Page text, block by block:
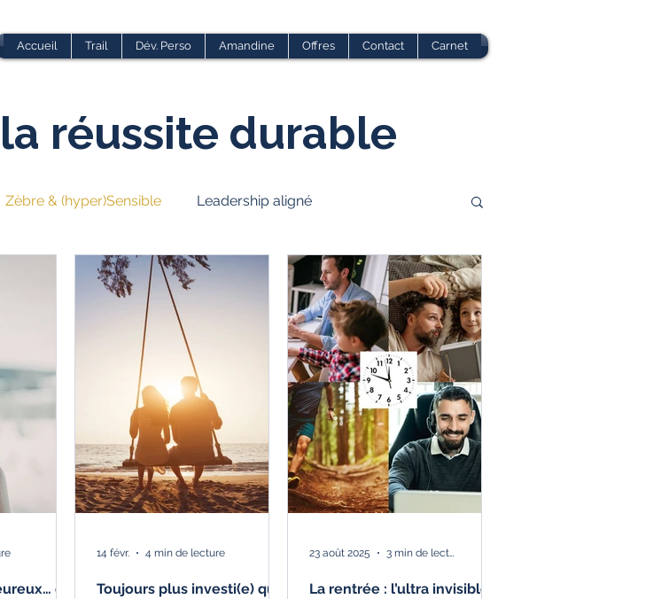
Accueil Trail Dév. Perso Amandine Offres Contact Carnet
réussite durable
Zèbre & (hyper)Sensible Leadership aligné
et
Toujours plus investi(e) que
14 févr. 4 min de lecture
La rentrée : l’ultra invisible
23 août 2025 3 min de lecture